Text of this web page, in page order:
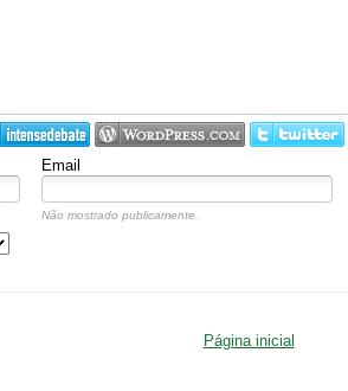
Email
Não mostrado publicamente.
Página inicial